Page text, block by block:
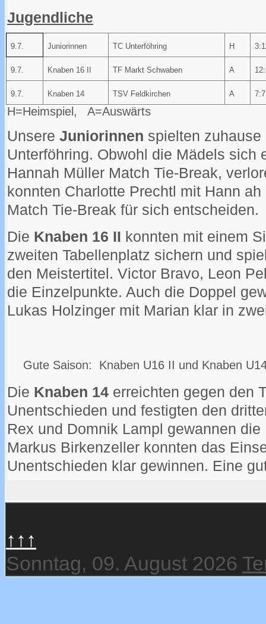
Jugendliche
9.7. Juniorinnen TC Unterföhring H
9.7. Knaben 16 II TF Markt Schwaben A
9.7. Knaben 14 TSV Feldkirchen A 7:7
H=Heimspiel, A=Auswärts
Unsere Juniorinnen spielten zuhause
Unterföhring. Obwohl die Mädels sich
Hannah Müller Match Tie-Break,
konnten Charlotte Prechtl mit Hann
Match Tie-Break für sich entscheiden.
Die Knaben 16 II konnten mit einem
zweiten Tabellenplatz sichern und
den Meistertitel. Victor Bravo, Leon
die Einzelpunkte. Auch die Doppel
Lukas Holzinger mit Marian klar in
Gute Saison: Knaben U16 II und Knaben
Die Knaben 14 erreichten gegen den
Unentschieden und festigten den
Rex und Domnik Lampl gewannen
Markus Birkenzeller konnten das
Unentschieden klar gewinnen. Eine
↑↑↑
Sonntag, 09. August 2026